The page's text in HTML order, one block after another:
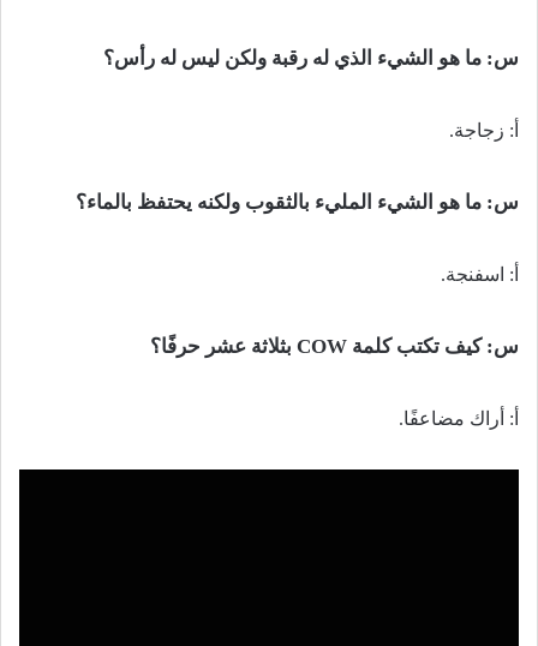
س: ما هو الشيء الذي له رقبة ولكن ليس له رأس؟
أ: زجاجة.
س: ما هو الشيء المليء بالثقوب ولكنه يحتفظ بالماء؟
أ: اسفنجة.
س: كيف تكتب كلمة COW بثلاثة عشر حرفًا؟
أ: أراك مضاعفًا.